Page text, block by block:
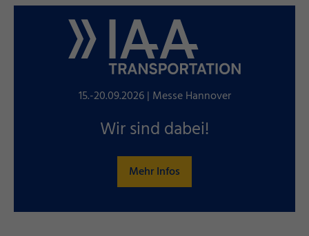
15.-20.09.2026 | Messe Hannover
Wir sind dabei!
Mehr Infos